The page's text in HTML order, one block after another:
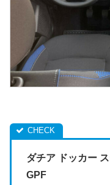
ダチア ドッカー
GPF